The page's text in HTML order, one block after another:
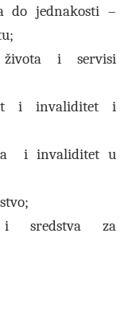
do jednakosti –
života i servisi
i invaliditet i
i invaliditet u
i sredstva za